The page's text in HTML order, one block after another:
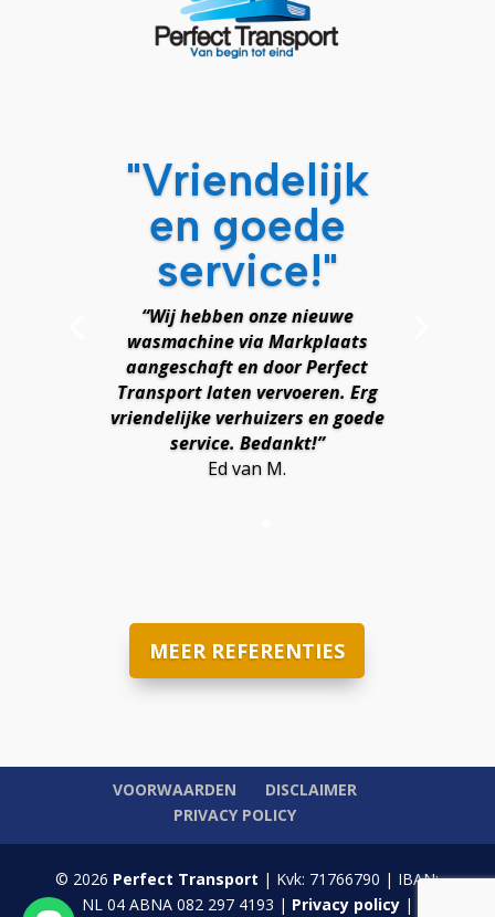
"Vriendelijk
en goede
service!"
“Wij hebben onze nieuwe
wasmachine via Markplaats
aangeschaft en door Perfect
Transport laten vervoeren. Erg
vriendelijke verhuizers en goede
service. Bedankt!”
Ed van M.
MEER REFERENTIES
VOORWAARDEN
DISCLAIMER
PRIVACY POLICY
© 2026 Perfect Transport | Kvk: 71766790 | IBAN:
NL 04 ABNA 082 297 4193 | Privacy policy|